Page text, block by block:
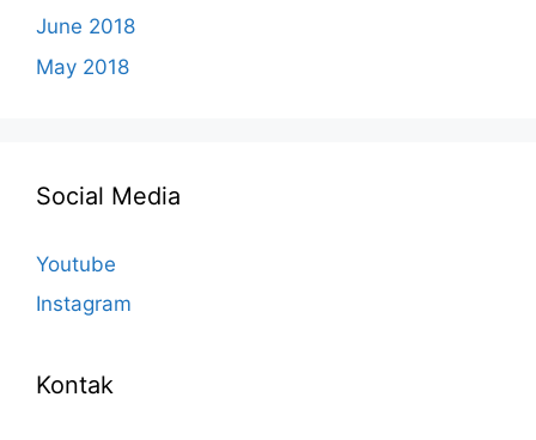
June 2018
May 2018
Social Media
Youtube
Instagram
Kontak